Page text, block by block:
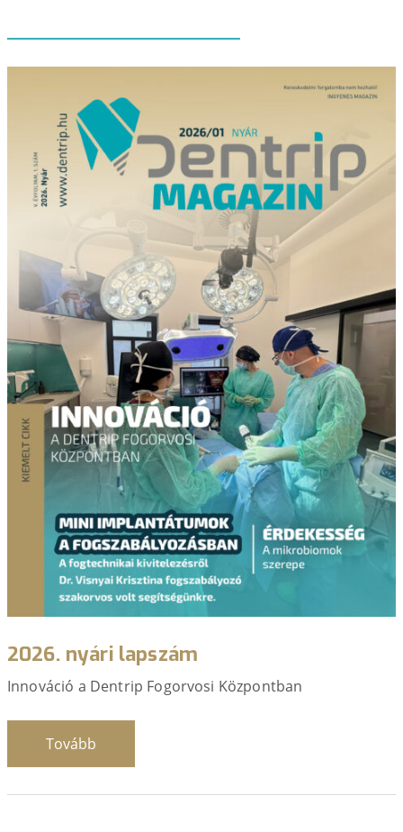
2026. nyári lapszám
Innováció a Dentrip Fogorvosi Központban
Tovább